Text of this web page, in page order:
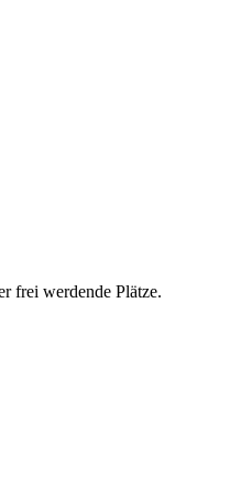
frei werdende Plätze.